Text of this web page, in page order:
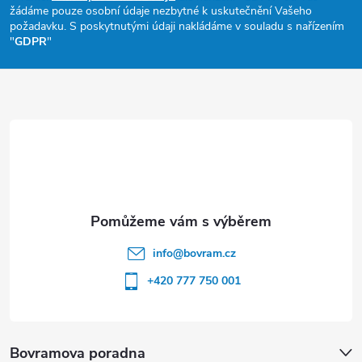
a
t
žádáme pouze osobní údaje nezbytné k uskutečnění Vašeho
požadavku. S poskytnutými údaji nakládáme v souladu s nařízením
"GDPR"
Bovramova poradna
info@bovram.cz
+420 777 750 001